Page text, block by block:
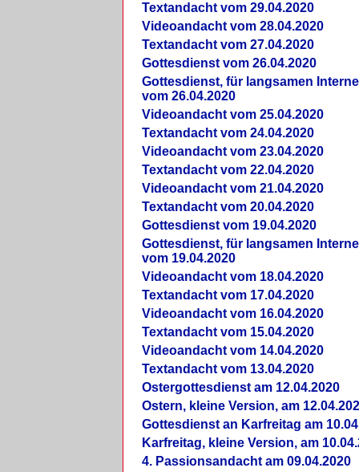
Textandacht vom 29.04.2020
Videoandacht vom 28.04.2020
Textandacht vom 27.04.2020
Gottesdienst vom 26.04.2020
Gottesdienst, für langsamen
vom 26.04.2020
Videoandacht vom 25.04.2020
Textandacht vom 24.04.2020
Videoandacht vom 23.04.2020
Textandacht vom 22.04.2020
Videoandacht vom 21.04.2020
Textandacht vom 20.04.2020
Gottesdienst vom 19.04.2020
Gottesdienst, für langsamen
vom 19.04.2020
Videoandacht vom 18.04.2020
Textandacht vom 17.04.2020
Videoandacht vom 16.04.2020
Textandacht vom 15.04.2020
Videoandacht vom 14.04.2020
Textandacht vom 13.04.2020
Ostergottesdienst am 12.04.2020
Ostern, kleine Version, am
Gottesdienst an Karfreitag am
Karfreitag, kleine Version, am
4. Passionsandacht am 09.04.2020